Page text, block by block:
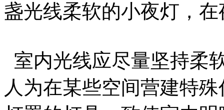
盏光线柔软的小夜灯，
室内光线应尽量坚持柔
人为在某些空间营建特